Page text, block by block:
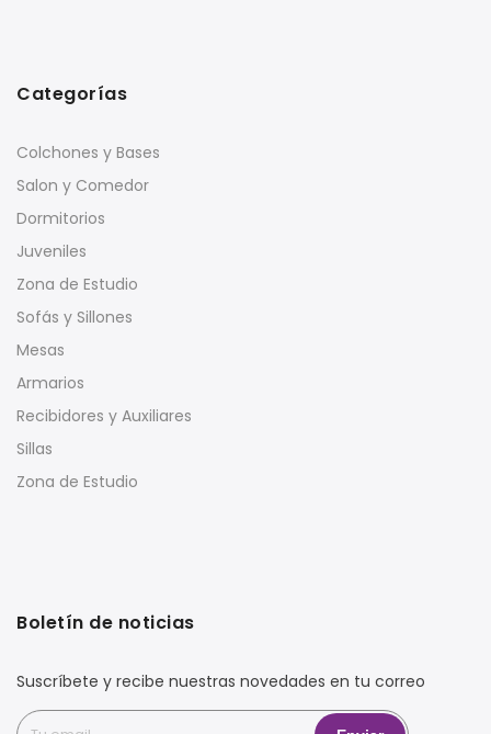
Categorías
Colchones y Bases
Salon y Comedor
Dormitorios
Juveniles
Zona de Estudio
Sofás y Sillones
Mesas
Armarios
Recibidores y Auxiliares
Sillas
Zona de Estudio
Boletín de noticias
Suscríbete y recibe nuestras novedades en tu correo